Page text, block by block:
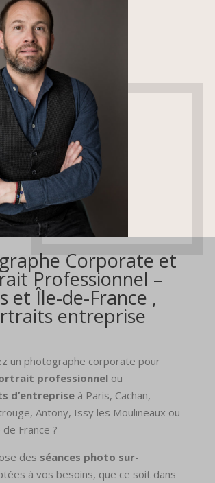
Corporate et
Professionnel –
et Île-de-France ,
entreprise
un photographe corporate pour
professionnel ou
d’entreprise à Paris, Cachan,
Antony, Issy les Moulineaux ou
France ?
des séances photo sur-
à vos besoins, que ce soit dans